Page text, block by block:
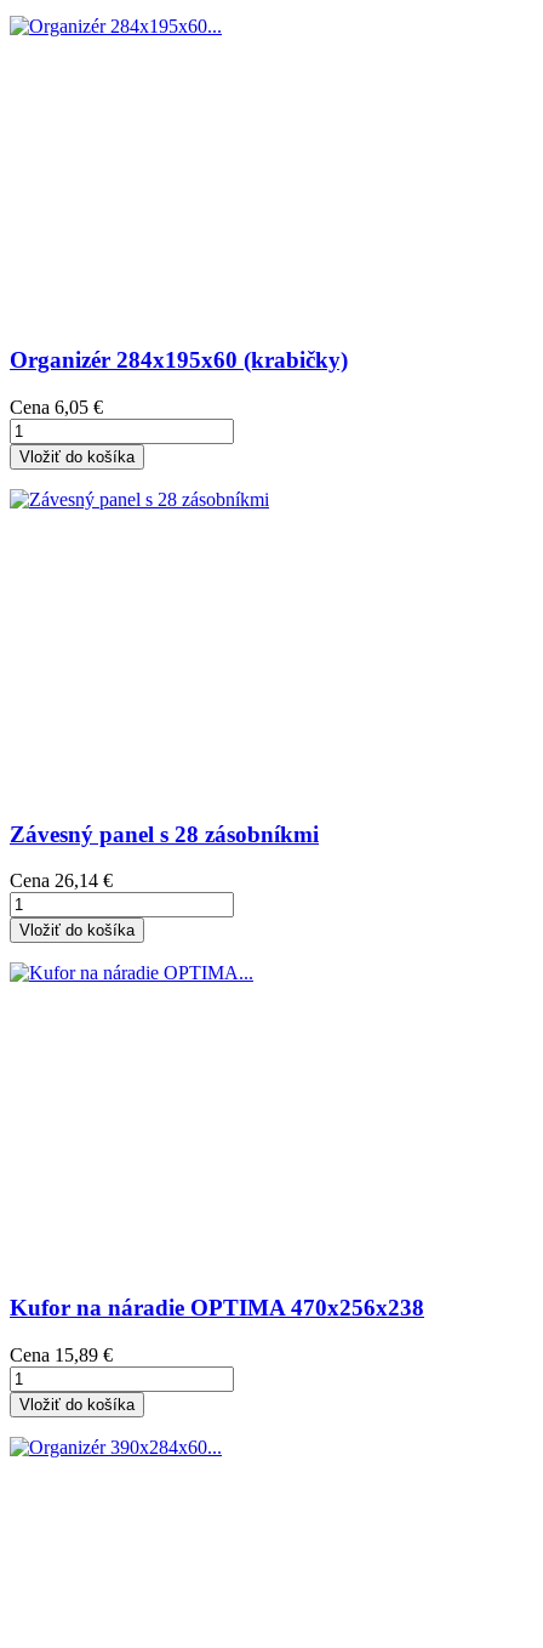
Organizér 284x195x60 (krabičky)
Cena 6,05 €
Vložiť do košíka
Závesný panel s 28 zásobníkmi
Cena 26,14 €
Vložiť do košíka
Kufor na náradie OPTIMA 470x256x238
Cena 15,89 €
Vložiť do košíka